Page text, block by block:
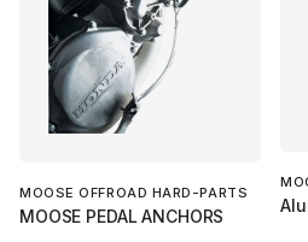
MOOSE OFFROAD HARD-PARTS
MOOSE PEDAL ANCHORS